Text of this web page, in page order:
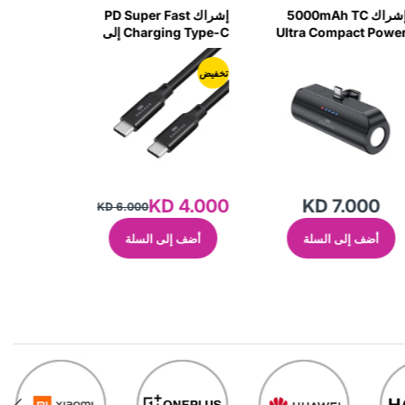
إشراك PD Super Fast
Charging Type-C إلى
KD 4.000
KD 6.000
أضف إلى السلة
إشراك حامل هاتف
السيارة المغناطيسية-
I3PD
تم البيع